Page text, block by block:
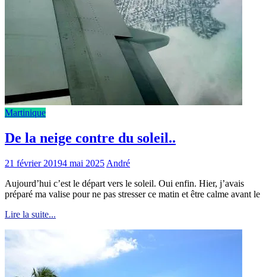
Martinique
De la neige contre du soleil..
21 février 20194 mai 2025 André
Aujourd’hui c’est le départ vers le soleil. Oui enfin. Hier, j’avais
préparé ma valise pour ne pas stresser ce matin et être calme avant le
Lire la suite...